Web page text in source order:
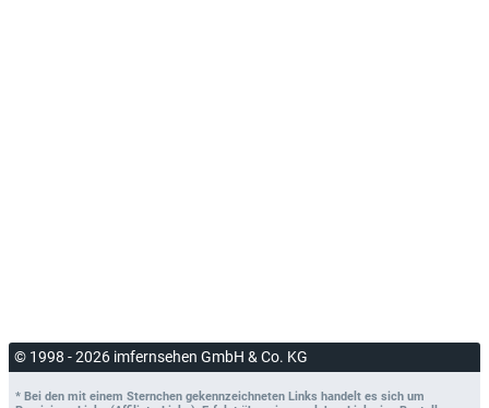
© 1998 - 2026 imfernsehen GmbH & Co. KG
* Bei den mit einem Sternchen gekennzeichneten Links handelt es sich um